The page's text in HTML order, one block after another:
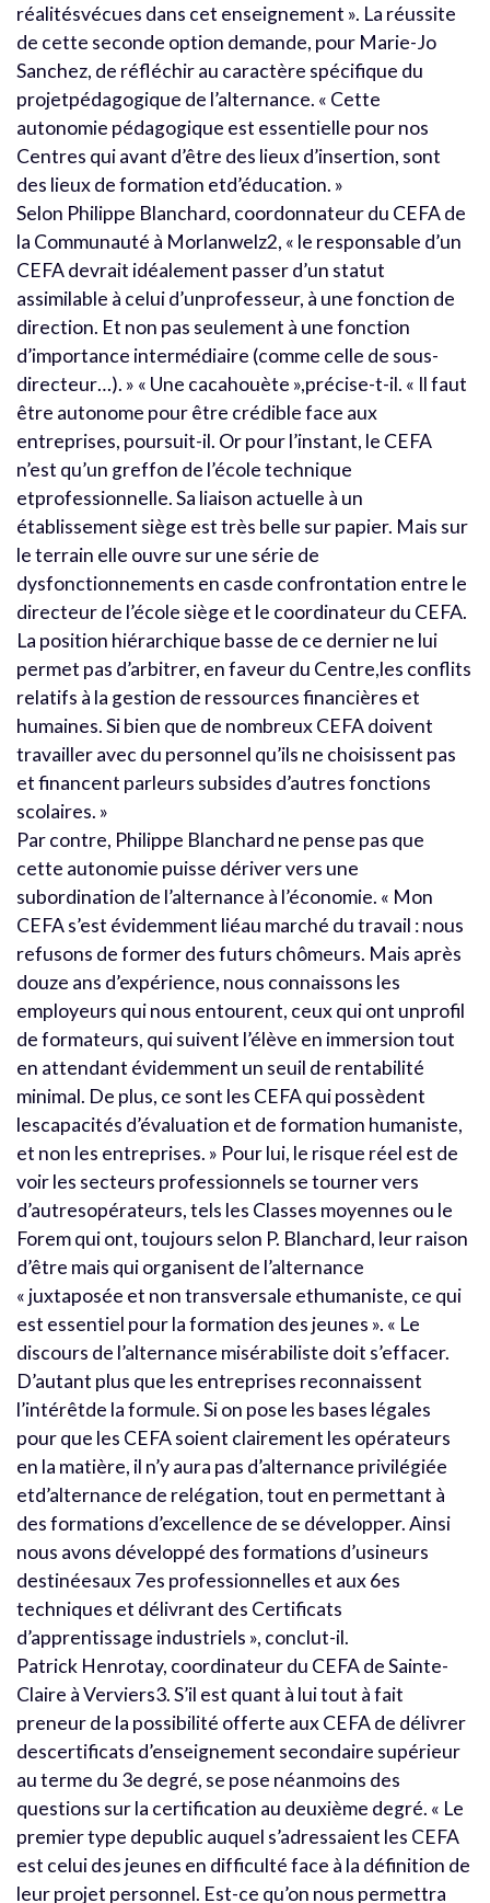
réalitésvécues dans cet enseignement ». La réussite
de cette seconde option demande, pour Marie-Jo
Sanchez, de réfléchir au caractère spécifique du
projetpédagogique de l’alternance. « Cette
autonomie pédagogique est essentielle pour nos
Centres qui avant d’être des lieux d’insertion, sont
des lieux de formation etd’éducation. »
Selon Philippe Blanchard, coordonnateur du CEFA de
la Communauté à Morlanwelz2, « le responsable d’un
CEFA devrait idéalement passer d’un statut
assimilable à celui d’unprofesseur, à une fonction de
direction. Et non pas seulement à une fonction
d’importance intermédiaire (comme celle de sous-
directeur…). » « Une cacahouète »,précise-t-il. « Il faut
être autonome pour être crédible face aux
entreprises, poursuit-il. Or pour l’instant, le CEFA
n’est qu’un greffon de l’école technique
etprofessionnelle. Sa liaison actuelle à un
établissement siège est très belle sur papier. Mais sur
le terrain elle ouvre sur une série de
dysfonctionnements en casde confrontation entre le
directeur de l’école siège et le coordinateur du CEFA.
La position hiérarchique basse de ce dernier ne lui
permet pas d’arbitrer, en faveur du Centre,les conflits
relatifs à la gestion de ressources financières et
humaines. Si bien que de nombreux CEFA doivent
travailler avec du personnel qu’ils ne choisissent pas
et financent parleurs subsides d’autres fonctions
scolaires. »
Par contre, Philippe Blanchard ne pense pas que
cette autonomie puisse dériver vers une
subordination de l’alternance à l’économie. « Mon
CEFA s’est évidemment liéau marché du travail : nous
refusons de former des futurs chômeurs. Mais après
douze ans d’expérience, nous connaissons les
employeurs qui nous entourent, ceux qui ont unprofil
de formateurs, qui suivent l’élève en immersion tout
en attendant évidemment un seuil de rentabilité
minimal. De plus, ce sont les CEFA qui possèdent
lescapacités d’évaluation et de formation humaniste,
et non les entreprises. » Pour lui, le risque réel est de
voir les secteurs professionnels se tourner vers
d’autresopérateurs, tels les Classes moyennes ou le
Forem qui ont, toujours selon P. Blanchard, leur raison
d’être mais qui organisent de l’alternance
« juxtaposée et non transversale ethumaniste, ce qui
est essentiel pour la formation des jeunes ». « Le
discours de l’alternance misérabiliste doit s’effacer.
D’autant plus que les entreprises reconnaissent
l’intérêtde la formule. Si on pose les bases légales
pour que les CEFA soient clairement les opérateurs
en la matière, il n’y aura pas d’alternance privilégiée
etd’alternance de relégation, tout en permettant à
des formations d’excellence de se développer. Ainsi
nous avons développé des formations d’usineurs
destinéesaux 7es professionnelles et aux 6es
techniques et délivrant des Certificats
d’apprentissage industriels », conclut-il.
Patrick Henrotay, coordinateur du CEFA de Sainte-
Claire à Verviers3. S’il est quant à lui tout à fait
preneur de la possibilité offerte aux CEFA de délivrer
descertificats d’enseignement secondaire supérieur
au terme du 3e degré, se pose néanmoins des
questions sur la certification au deuxième degré. « Le
premier type depublic auquel s’adressaient les CEFA
est celui des jeunes en difficulté face à la définition de
leur projet personnel. Est-ce qu’on nous permettra